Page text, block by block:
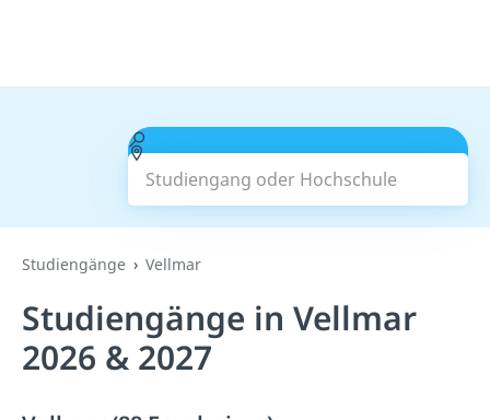
Studiengang oder Hochschule
Suchen
Studiengänge Vellmar
Studiengänge in Vellmar
2026 & 2027